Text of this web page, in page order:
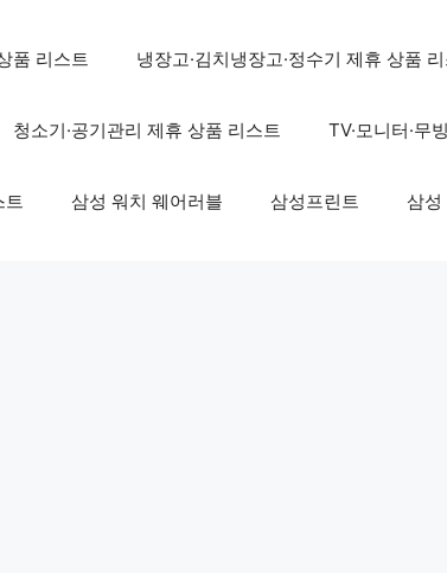
품 리스트 냉장고·김치냉장고·정수기 제휴 상품
청소기·공기관리 제휴 상품 리스트 TV·모니터·무
트 삼성 워치 웨어러블 삼성프린트 삼성